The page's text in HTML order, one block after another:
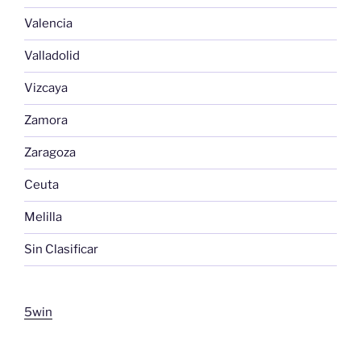
Valencia
Valladolid
Vizcaya
Zamora
Zaragoza
Ceuta
Melilla
Sin Clasificar
5win